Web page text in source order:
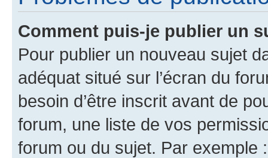
Comment puis-je publier un
Pour publier un nouveau sujet
adéquat situé sur l’écran du
besoin d’être inscrit avant de
forum, une liste de vos
forum ou du sujet. Par exemple